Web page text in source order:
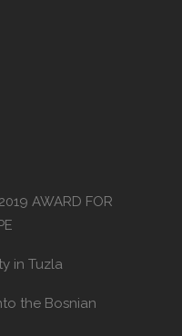
AWARD FOR
in Tuzla
the Bosnian